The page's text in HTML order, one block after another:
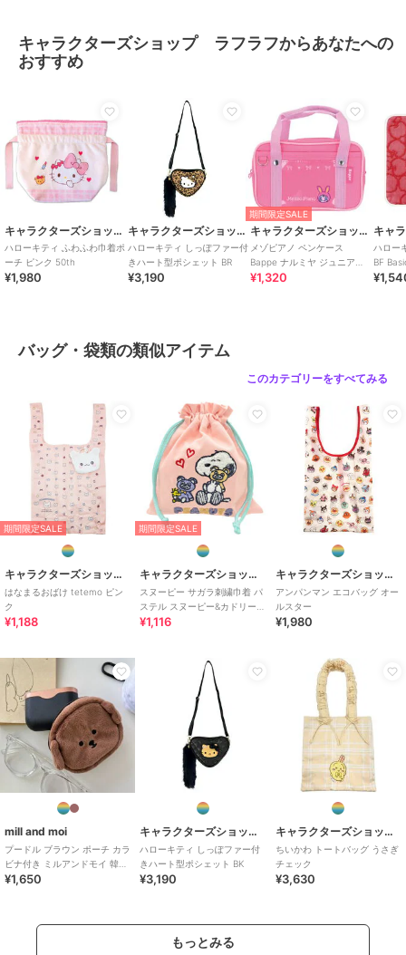
キャラクターズショップ ラフラフからあなたへの
おすすめ
キャラクターズショップ ラフラフ
ハローキティ ふわふわ巾着ポ
ーチ ピンク 50th
¥1,980
キャラクターズショップ ラフラフ
ハローキティ しっぽファー付
きハート型ポシェット BR
¥3,190
期間限定SALE
キャラクターズショップ ラフラフ
メゾピアノ ペンケース
Bappe ナルミヤ ジュニア
After school
¥1,320
ハロー
BF
バッグ・袋類の類似アイテム
このカテゴリーをすべてみる
期間限定SALE
キャラクターズショップ ラフラフ
はなまるおばけ tetemo ピン
ク
¥1,188
期間限定SALE
キャラクターズショップ ラフラフ
スヌーピー サガラ刺繍巾着 パ
ステル スヌーピー&カドリーベ
アーズ
¥1,116
キャラクターズショップ ラフラフ
アンパンマン エコバッグ オー
ルスター
¥1,980
mill and moi
プードル ブラウン ポーチ カラ
ビナ付き ミルアンドモイ 韓国
推し活
¥1,650
キャラクターズショップ ラフラフ
ハローキティ しっぽファー付
きハート型ポシェット BK
¥3,190
キャラクターズショップ ラフラフ
ちいかわ トートバッグ うさぎ
チェック
¥3,630
もっとみる